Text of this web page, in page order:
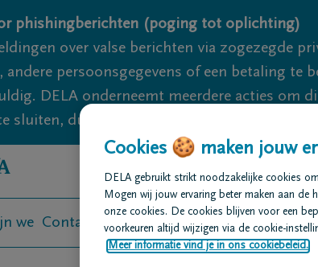
phishingberichten (poging tot oplichting)
over valse berichten via zogezegde
andere persoonsgegevens of een betaling
DELA onderneemt meerdere acties
sluiten, dus blijf waakzaam.
we Contact Uitvaart regelen
Cookies 🍪 maken jouw
DELA gebruikt strikt noodzakelijke cookies
Mogen wij jouw ervaring beter maken aan de
onze cookies. De cookies blijven voor een
voorkeuren altijd wijzigen via de cookie-
Meer informatie vind je in ons cookiebeleid.